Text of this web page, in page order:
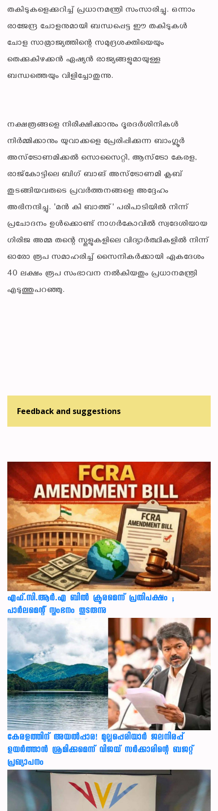
തകിടുകളെക്കുറിച്ച് പ്രധാനമന്ത്രി സംസാരിച്ചു. ഒന്നാം
രാജേന്ദ്ര ചോളനുമായി ബന്ധപ്പെട്ട ഈ തകിടുകൾ
ചോള സാമ്രാജ്യത്തിന്റെ സമുദ്രശക്തിയെയും
തെക്കുകിഴക്കൻ ഏഷ്യൻ രാജ്യങ്ങളുമായുള്ള
ബന്ധത്തെയും വിളിച്ചോതുന്നു.
നക്ഷത്രങ്ങളെ നിരീക്ഷിക്കാനും ദൂരദർശിനികൾ
നിർമ്മിക്കാനും യുവാക്കളെ പ്രേരിപ്പിക്കുന്ന ബാംഗ്ലൂർ
അസ്ട്രോണമിക്കൽ സൊസൈറ്റി, ആസ്ട്രോ കേരള,
രാജ്കോട്ടിലെ ബിഗ് ബാങ് അസ്ട്രോണമി ക്ലബ്
തുടങ്ങിയവരുടെ പ്രവർത്തനങ്ങളെ അദ്ദേഹം
അഭിനന്ദിച്ചു. 'മൻ കി ബാത്ത്' പരിപാടിയിൽ നിന്ന്
പ്രചോദനം ഉൾക്കൊണ്ട് നാഗർകോവിൽ സ്വദേശിയായ
ഗിരിജ അമ്മ തന്റെ സ്കൂളുകളിലെ വിദ്യാർത്ഥികളിൽ നിന്ന്
ഓരോ രൂപ സമാഹരിച്ച് സൈനികർക്കായി ഏകദേശം
40 ലക്ഷം രൂപ സംഭാവന നൽകിയതും പ്രധാനമന്ത്രി
എടുത്തുപറഞ്ഞു.
Feedback and suggestions
എഫ്.സി.ആർ.എ ബിൽ ക്രൂരമെന്ന് പ്രതിപക്ഷം ;
പാർലമെന്റ് സ്തംഭനം തുടരുന്നു
കേരളത്തിന് അ‌യൽപ്പാര! മുല്ലപ്പെരിയാർ ജലനിരപ്പ്
ഉയർത്താൻ ശ്രമിക്കുമെന്ന് വിജയ് സർക്കാരിന്റെ ബജറ്റ്
പ്രഖ്യാപനം